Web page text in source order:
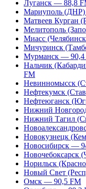
Луганск — 88,8
Мариуполь
Матвеев Курган
Мелитополь
Миасс
Мичуринск
Мурманск — 90,4
Нальчик
FM
Невинномысск
Нефтекумск
Нефтеюганск
Нижний
Нижний Тагил
Новокузнецк
Новосибирск —
Новочебоксарск
Норильск
Новый Свет
Омск — 90,5 FM